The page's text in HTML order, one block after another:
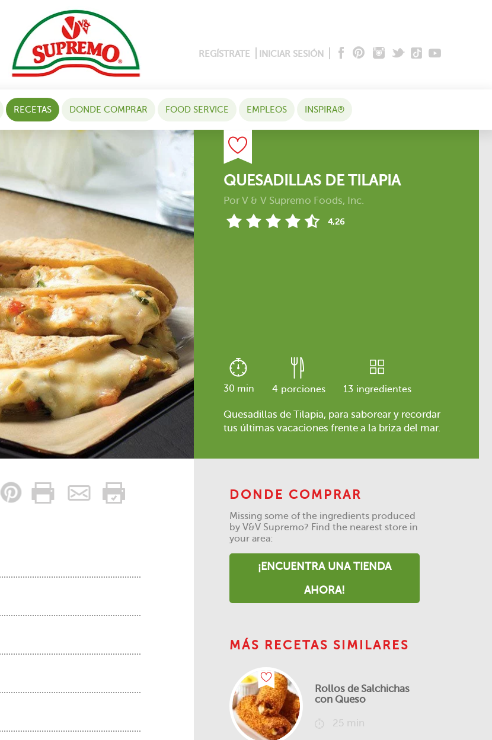
REGÍSTRATE INICIAR SESIÓN
RECETAS DONDE COMPRAR FOOD SERVICE EMPLEOS INSPIRA®
QUESADILLAS DE TILAPIA
Por V & V Supremo Foods, Inc.
4,26
30 min 4 porciones 13 ingredientes
Quesadillas de Tilapia, para saborear y recordar
tus últimas vacaciones frente a la briza del mar.
DONDE COMPRAR
Missing some of the ingredients produced
by V&V Supremo? Find the nearest store in
your area:
¡ENCUENTRA UNA TIENDA
AHORA!
MÁS RECETAS SIMILARES
Rollos de Salchichas
con Queso
25 min